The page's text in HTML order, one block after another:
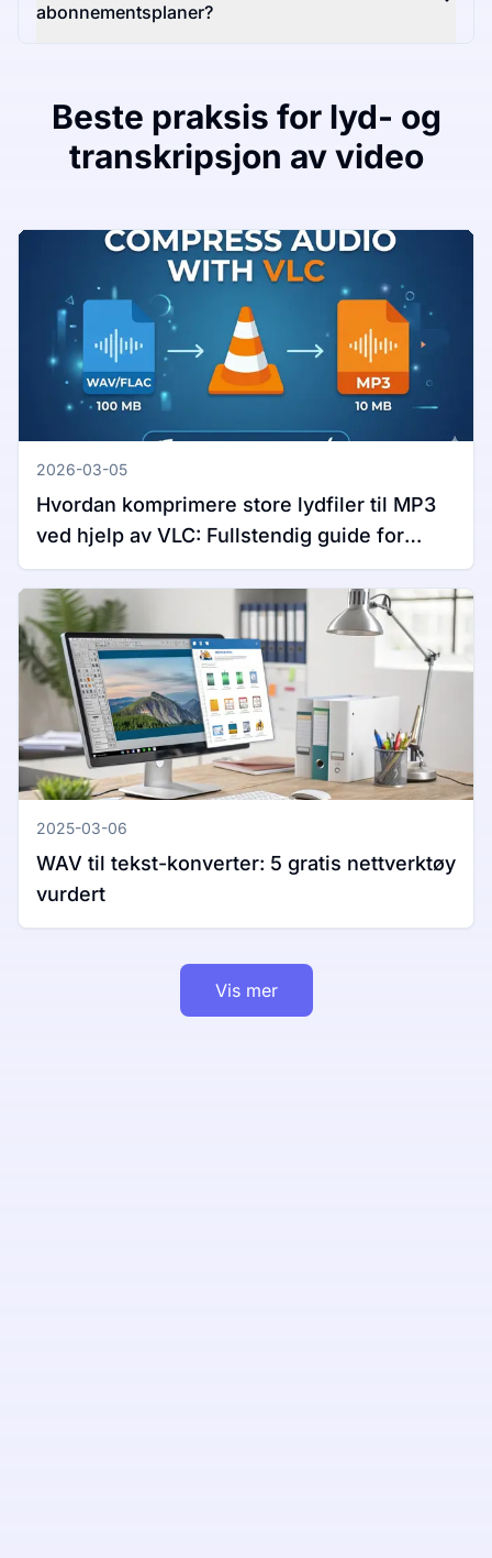
abonnementsplaner?
Beste praksis for lyd- og
transkripsjon av video
2026-03-05
Hvordan komprimere store lydfiler til MP3
ved hjelp av VLC: Fullstendig guide for
Windows og Mac
2025-03-06
WAV til tekst-konverter: 5 gratis nettverktøy
vurdert
Vis mer